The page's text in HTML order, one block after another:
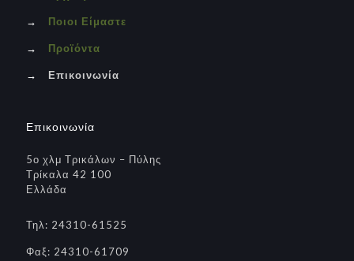
→ Ποιοι Είμαστε
→ Προϊόντα
→ Επικοινωνία
Επικοινωνία
5ο χλμ Τρικάλων – Πύλης
Τρίκαλα 42 100
Ελλάδα
Τηλ: 24310-61525
Φαξ: 24310-61709